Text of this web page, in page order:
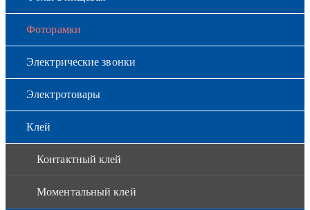
Фоторамки
Электрические звонки
Электротовары
Клей
Контактный клей
Моментальный клей